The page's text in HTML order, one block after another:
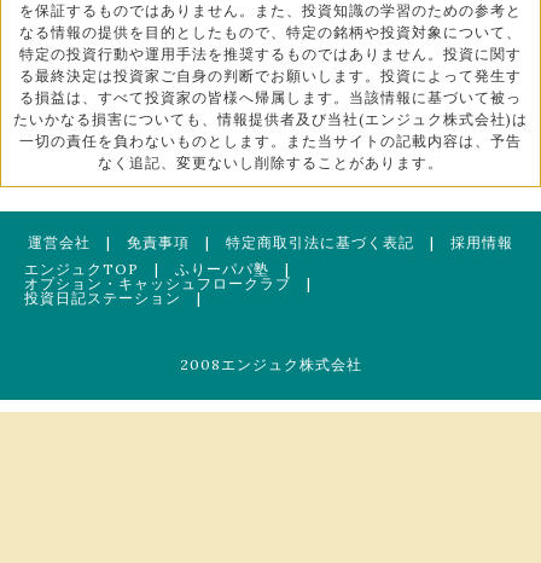
を保証するものではありません。また、投資知識の学習のための参考と
なる情報の提供を目的としたもので、特定の銘柄や投資対象について、
特定の投資行動や運用手法を推奨するものではありません。投資に関す
る最終決定は投資家ご自身の判断でお願いします。投資によって発生す
る損益は、すべて投資家の皆様へ帰属します。当該情報に基づいて被っ
たいかなる損害についても、情報提供者及び当社(エンジュク株式会社)は
一切の責任を負わないものとします。また当サイトの記載内容は、予告
なく追記、変更ないし削除することがあります。
運営会社 | 免責事項 | 特定商取引法に基づく表記 | 採用情報
エンジュクTOP
| ふりーパパ塾 |
オプション・キャッシュフロークラブ |
投資日記ステーション
|
2008エンジュク株式会社